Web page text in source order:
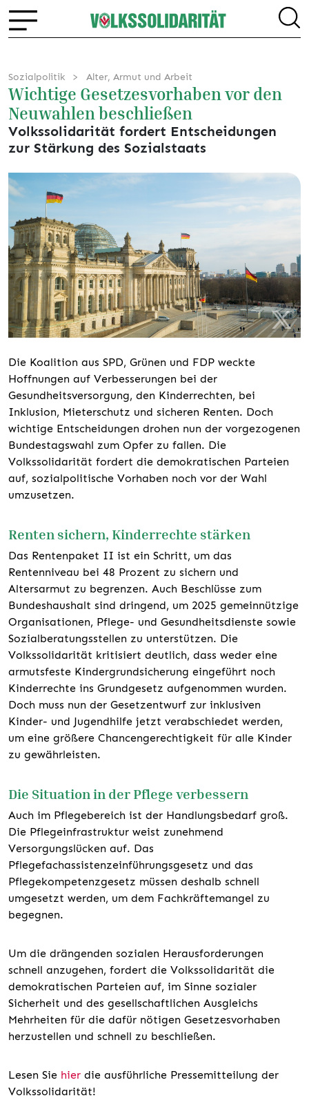
Sozialpolitik Alter, Armut und Arbeit
Wichtige Gesetzesvorhaben vor den
Neuwahlen beschließen
Volkssolidarität fordert Entscheidungen
zur Stärkung des Sozialstaats
Die Koalition aus SPD, Grünen und FDP weckte
Hoffnungen auf Verbesserungen bei der
Gesundheitsversorgung, den Kinderrechten, bei
Inklusion, Mieterschutz und sicheren Renten. Doch
wichtige Entscheidungen drohen nun der vorgezogenen
Bundestagswahl zum Opfer zu fallen. Die
Volkssolidarität fordert die demokratischen Parteien
auf, sozialpolitische Vorhaben noch vor der Wahl
umzusetzen.
Renten sichern, Kinderrechte stärken
Das Rentenpaket II ist ein Schritt, um das
Rentenniveau bei 48 Prozent zu sichern und
Altersarmut zu begrenzen. Auch Beschlüsse zum
Bundeshaushalt sind dringend, um 2025 gemeinnützige
Organisationen, Pflege- und Gesundheitsdienste sowie
Sozialberatungsstellen zu unterstützen. Die
Volkssolidarität kritisiert deutlich, dass weder eine
armutsfeste Kindergrundsicherung eingeführt noch
Kinderrechte ins Grundgesetz aufgenommen wurden.
Doch muss nun der Gesetzentwurf zur inklusiven
Kinder- und Jugendhilfe jetzt verabschiedet werden,
um eine größere Chancengerechtigkeit für alle Kinder
zu gewährleisten.
Die Situation in der Pflege verbessern
Auch im Pflegebereich ist der Handlungsbedarf groß.
Die Pflegeinfrastruktur weist zunehmend
Versorgungslücken auf. Das
Pflegefachassistenzeinführungsgesetz und das
Pflegekompetenzgesetz müssen deshalb schnell
umgesetzt werden, um dem Fachkräftemangel zu
begegnen.
Um die drängenden sozialen Herausforderungen
schnell anzugehen, fordert die Volkssolidarität die
demokratischen Parteien auf, im Sinne sozialer
Sicherheit und des gesellschaftlichen Ausgleichs
Mehrheiten für die dafür nötigen Gesetzesvorhaben
herzustellen und schnell zu beschließen.
Lesen Sie hier die ausführliche Pressemitteilung der
Volkssolidarität!